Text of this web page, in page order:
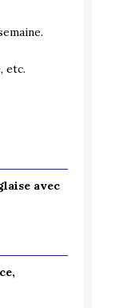
etc.
avec